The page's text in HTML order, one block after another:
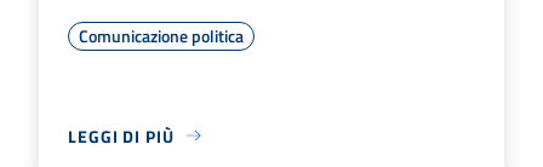
Comunicazione politica
LEGGI DI PIÙ